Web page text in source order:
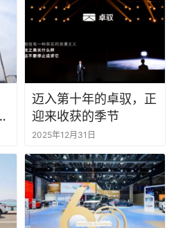
迈入第十年的卓驭，正
迎来收获的季节
2025年12月31日